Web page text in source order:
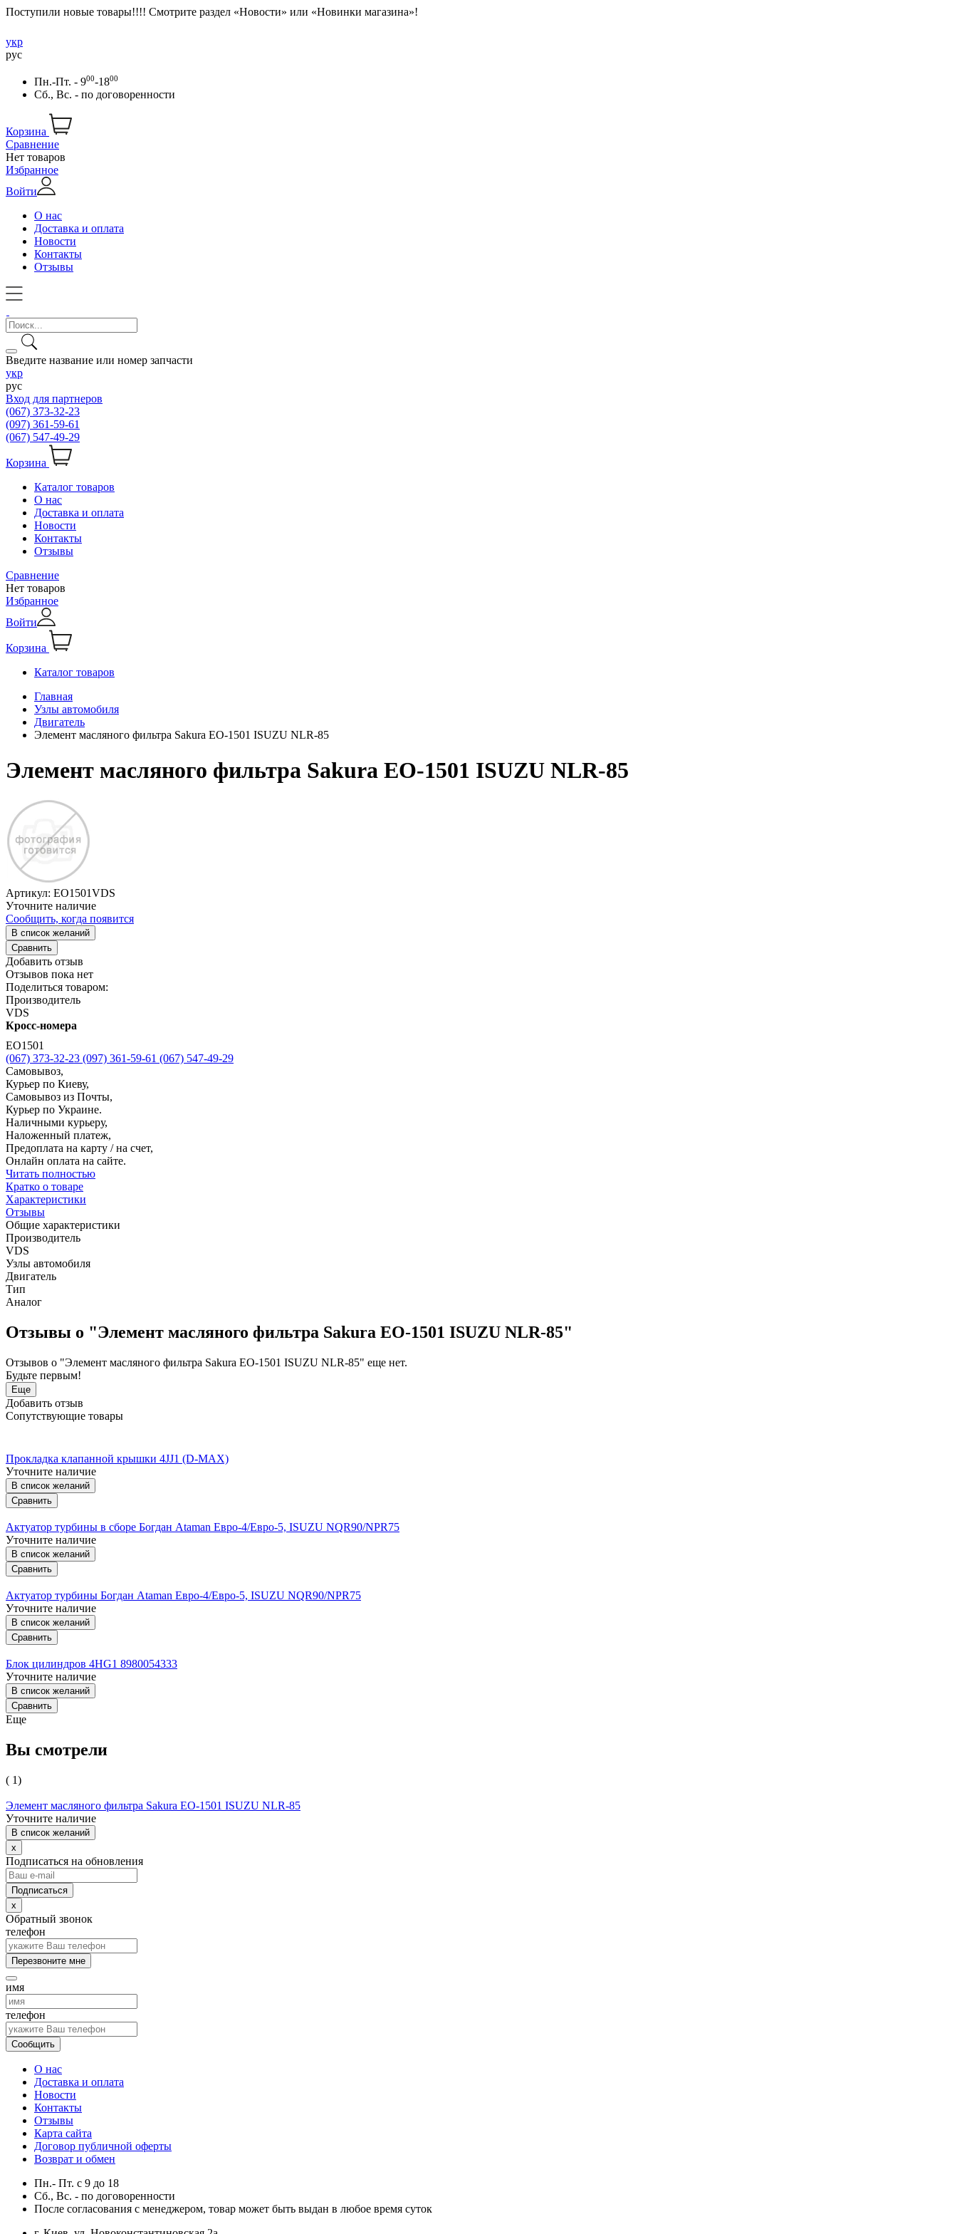
Поступили новые товары!!!! Смотрите раздел «Новости» или «Новинки магазина»!
укр
рус
Пн.-Пт. - 900-1800
Сб., Вс. - по договоренности
Корзина
Сравнение
Нет товаров
Избранное
Войти
О нас
Доставка и оплата
Новости
Контакты
Отзывы
Введите название или номер запчасти
укр
рус
Вход для партнеров
(067) 373-32-23
(097) 361-59-61
(067) 547-49-29
Корзина
Каталог товаров
О нас
Доставка и оплата
Новости
Контакты
Отзывы
Сравнение
Нет товаров
Избранное
Войти
Корзина
Каталог товаров
Главная
Узлы автомобиля
Двигатель
Элемент масляного фильтра Sakura ЕО-1501 ISUZU NLR-85
Элемент масляного фильтра Sakura ЕО-1501 ISUZU NLR-85
Артикул: ЕО1501VDS
Уточните наличие
Сообщить, когда появится
В список желаний
Сравнить
Добавить отзыв
Отзывов пока нет
Поделиться товаром:
Производитель
VDS
Кросс-номера
ЕО1501
(067) 373-32-23 (097) 361-59-61 (067) 547-49-29
Самовывоз,
Курьер по Киеву,
Самовывоз из Почты,
Курьер по Украине.
Наличными курьеру,
Наложенный платеж,
Предоплата на карту / на счет,
Онлайн оплата на сайте.
Читать полностью
Кратко о товаре
Характеристики
Отзывы
Общие характеристики
Производитель
VDS
Узлы автомобиля
Двигатель
Тип
Аналог
Отзывы о "Элемент масляного фильтра Sakura ЕО-1501 ISUZU NLR-85"
Отзывов о "Элемент масляного фильтра Sakura ЕО-1501 ISUZU NLR-85" еще нет.
Будьте первым!
Еще
Добавить отзыв
Сопутствующие товары
Прокладка клапанной крышки 4JJ1 (D-MAX)
Уточните наличие
В список желаний
Сравнить
Актуатор турбины в сборе Богдан Ataman Евро-4/Евро-5, ISUZU NQR90/NPR75
Уточните наличие
В список желаний
Сравнить
Актуатор турбины Богдан Ataman Евро-4/Евро-5, ISUZU NQR90/NPR75
Уточните наличие
В список желаний
Сравнить
Блок цилиндров 4HG1 8980054333
Уточните наличие
В список желаний
Сравнить
Еще
Вы смотрели
( 1)
Элемент масляного фильтра Sakura ЕО-1501 ISUZU NLR-85
Уточните наличие
В список желаний
x
Подписаться на обновления
x
Обратный звонок
телефон
Перезвоните мне
имя
телефон
Сообщить
О нас
Доставка и оплата
Новости
Контакты
Отзывы
Карта сайта
Договор публичной оферты
Возврат и обмен
Пн.- Пт. с 9 до 18
Сб., Вс. - по договоренности
После согласования с менеджером, товар может быть выдан в любое время суток